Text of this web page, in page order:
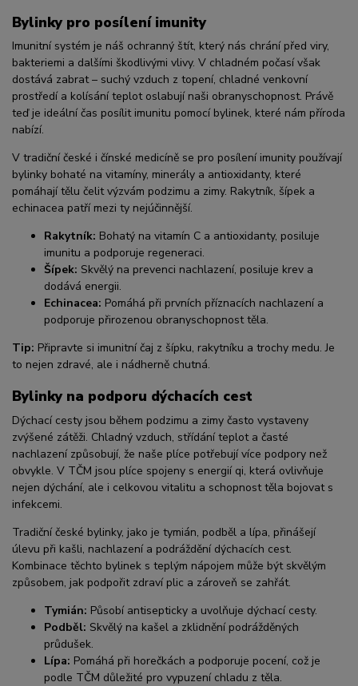
Bylinky pro posílení imunity
Imunitní systém je náš ochranný štít, který nás chrání před viry,
bakteriemi a dalšími škodlivými vlivy. V chladném počasí však
dostává zabrat – suchý vzduch z topení, chladné venkovní
prostředí a kolísání teplot oslabují naši obranyschopnost. Právě
teď je ideální čas posílit imunitu pomocí bylinek, které nám příroda
nabízí.
V tradiční české i čínské medicíně se pro posílení imunity používají
bylinky bohaté na vitamíny, minerály a antioxidanty, které
pomáhají tělu čelit výzvám podzimu a zimy. Rakytník, šípek a
echinacea patří mezi ty nejúčinnější.
Rakytník: Bohatý na vitamín C a antioxidanty, posiluje
imunitu a podporuje regeneraci.
Šípek: Skvělý na prevenci nachlazení, posiluje krev a
dodává energii.
Echinacea: Pomáhá při prvních příznacích nachlazení a
podporuje přirozenou obranyschopnost těla.
Tip: Připravte si imunitní čaj z šípku, rakytníku a trochy medu. Je
to nejen zdravé, ale i nádherně chutná.
Bylinky na podporu dýchacích cest
Dýchací cesty jsou během podzimu a zimy často vystaveny
zvýšené zátěži. Chladný vzduch, střídání teplot a časté
nachlazení způsobují, že naše plíce potřebují více podpory než
obvykle. V TČM jsou plíce spojeny s energií qi, která ovlivňuje
nejen dýchání, ale i celkovou vitalitu a schopnost těla bojovat s
infekcemi.
Tradiční české bylinky, jako je tymián, podběl a lípa, přinášejí
úlevu při kašli, nachlazení a podráždění dýchacích cest.
Kombinace těchto bylinek s teplým nápojem může být skvělým
způsobem, jak podpořit zdraví plic a zároveň se zahřát.
Tymián: Působí antisepticky a uvolňuje dýchací cesty.
Podběl: Skvělý na kašel a zklidnění podrážděných
průdušek.
Lípa: Pomáhá při horečkách a podporuje pocení, což je
podle TČM důležité pro vypuzení chladu z těla.